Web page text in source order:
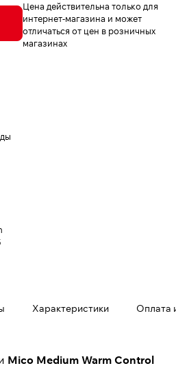
Цена действительна только для
интернет-магазина и может
отличаться от цен в розничных
магазинах
Характеристики Оплата
Mico Medium Warm Control